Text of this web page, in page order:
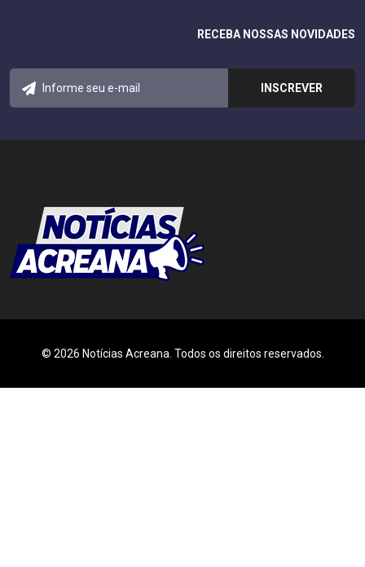
RECEBA NOSSAS NOVIDADES
© 2026 Notícias Acreana. Todos os direitos reservados.